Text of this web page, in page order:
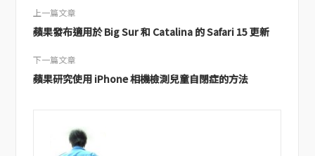
上一篇文章
蘋果發布適用於 Big Sur 和 Catalina 的 Safari 15 更新
下一篇文章
蘋果研究使用 iPhone 相機檢測兒童自閉症的方法